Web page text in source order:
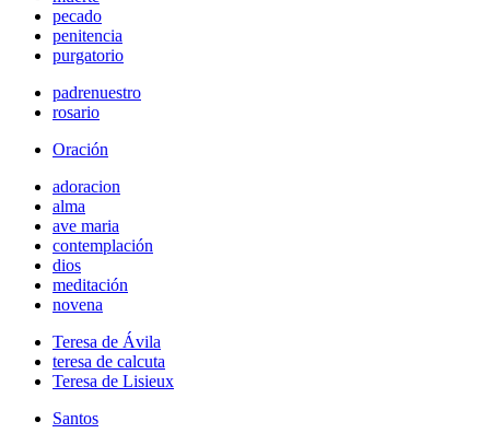
pecado
penitencia
purgatorio
padrenuestro
rosario
Oración
adoracion
alma
ave maria
contemplación
dios
meditación
novena
Teresa de Ávila
teresa de calcuta
Teresa de Lisieux
Santos